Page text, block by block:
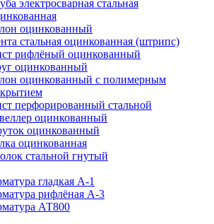
электросварная стальная
оцинкованный
стальная оцинкованная (штрипс)
рифлёный оцинкованный
оцинкованный
оцинкованный с полимерным
перфорированный стальной
оцинкованный
оцинкованный
оцинкованная
стальной гнутый
гладкая А-1
рифлёная А-3
АТ800